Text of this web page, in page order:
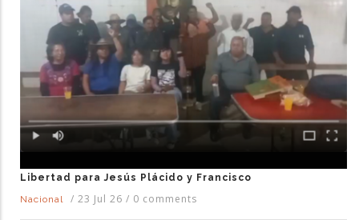
Libertad para Jesús Plácido y Francisco
Nacional
/ 23 Jul 26 / 0 comments